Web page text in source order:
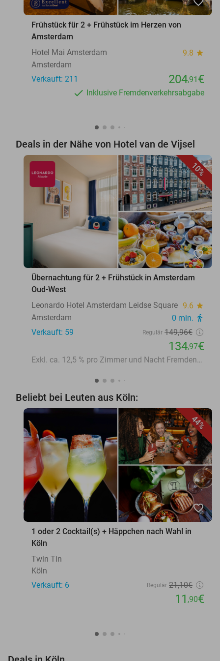
Frühstück für 2 + Frühstück im Herzen von
Amsterdam
Hotel Mai Amsterdam
9.8 star
Amsterdam
Verkauft: 211
204,91 €
Inklusive Fremdenverkehrsabgabe
Deals in der Nähe von Hotel van de Vijsel
10%
favorite_border
Übernachtung für 2 + Frühstück in Amsterdam
Oud-West
Leonardo Hotel Amsterdam Leidse Square 9.6 star
Amsterdam 0 min. directions_walk
Verkauft: 59 Regulär 149,96€
134,97€
Exkl. ca. 12,5 % pro Zimmer und Nacht Fremdenverkehrsabgabe
Beliebt bei Leuten aus Köln:
44%
favorite_border
1 oder 2 Cocktail(s) + Häppchen nach Wahl in
Köln
Twin Tin
Köln
Verkauft: 6
Regulär 21,10€
11 ,90€